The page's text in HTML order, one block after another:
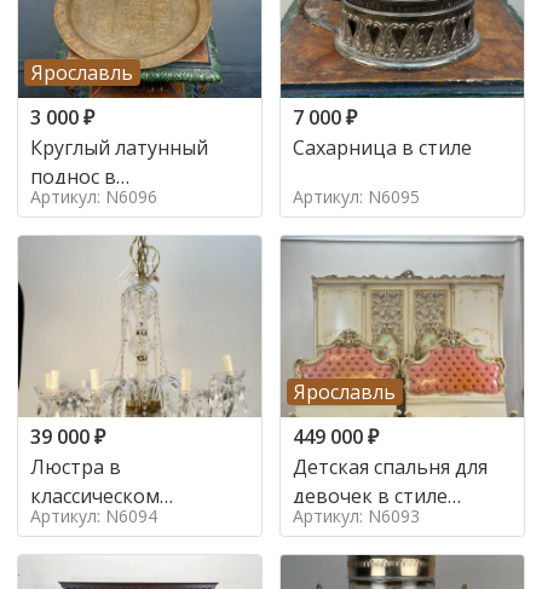
Ярославль
3 000₽
Круглый латунный
поднос в
марокканском стиле в
стиле
Артикул: N6096
7 000₽
Сахарница в стиле
Артикул: N6095
39 000₽
Люстра в
классическом
итальянском стиле на
10 ламп. в стиле
Артикул: N6094
Ярославль
449 000₽
Детская спальня для
девочек в стиле
итальянского барокко
в стиле
Артикул: N6093